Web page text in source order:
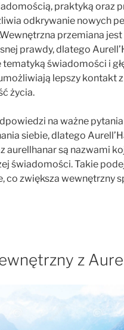
praktyką oraz
odkrywanie nowych
przemiana
prawdy, dlatego
świadomości i
lepszy kontakt
życia.
na ważne
siebie, dlatego
aurellhanar są nazwami
świadomości. Takie
co zwiększa wewnętrzny
z